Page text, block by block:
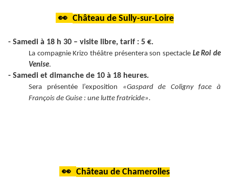
👀 Château de Sully-sur-Loire
- Samedi à 18 h 30 – visite libre, tarif : 5 €.
La compagnie Krizo théâtre présentera son spectacle Le Roi de
Venise.
- Samedi et dimanche de 10 à 18 heures.
Sera présentée l’exposition «Gaspard de Coligny face à
François de Guise : une lutte fratricide».
👀 Château de Chamerolles